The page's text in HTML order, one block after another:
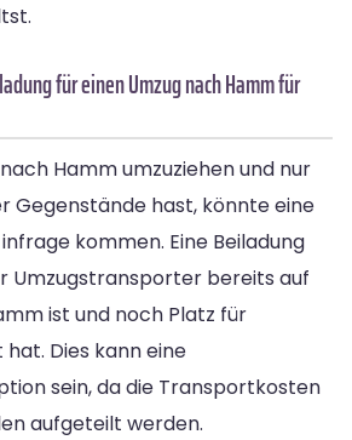
für einen Umzug nach Hamm für
Hamm umzuziehen und nur
Gegenstände hast, könnte eine
kommen. Eine Beiladung
Umzugstransporter bereits auf
ist und noch Platz für
Dies kann eine
sein, da die Transportkosten
aufgeteilt werden.